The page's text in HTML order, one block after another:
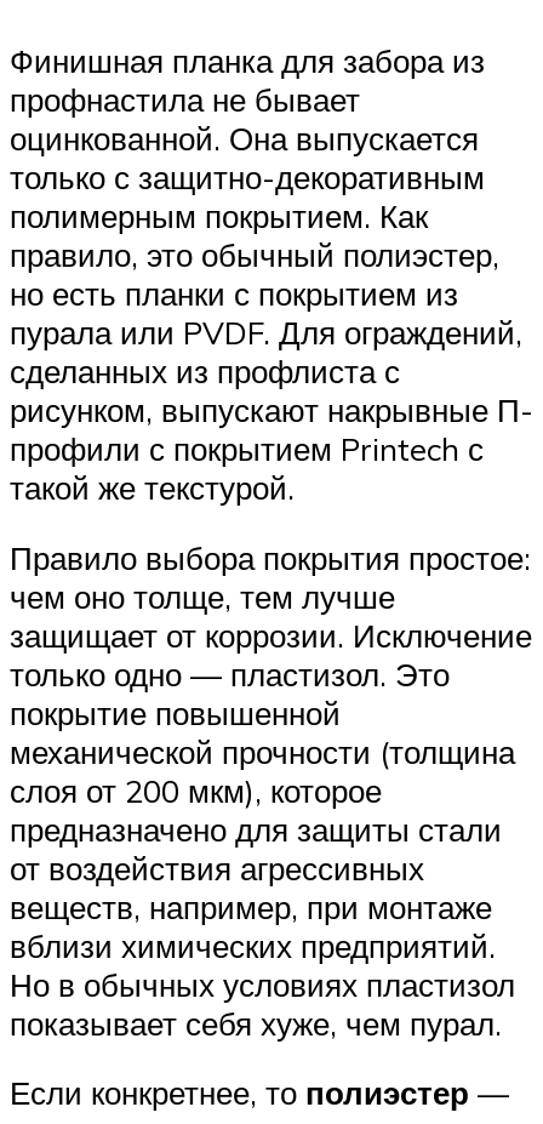
Финишная планка для забора из
профнастила не бывает
оцинкованной. Она выпускается
только с защитно-декоративным
полимерным покрытием. Как
правило, это обычный полиэстер,
но есть планки с покрытием из
пурала или PVDF. Для ограждений,
сделанных из профлиста с
рисунком, выпускают накрывные П-
профили с покрытием Printech с
такой же текстурой.
Правило выбора покрытия простое:
чем оно толще, тем лучше
защищает от коррозии. Исключение
только одно — пластизол. Это
покрытие повышенной
механической прочности (толщина
слоя от 200 мкм), которое
предназначено для защиты стали
от воздействия агрессивных
веществ, например, при монтаже
вблизи химических предприятий.
Но в обычных условиях пластизол
показывает себя хуже, чем пурал.
Если конкретнее, то полиэстер —